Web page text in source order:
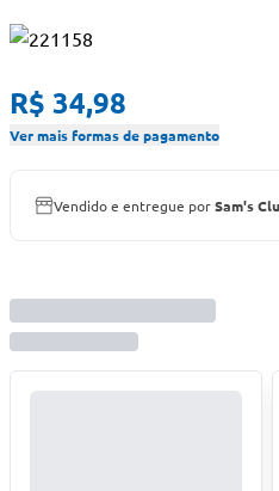
R$ 34,98
Ver mais formas de pagamento
Vendido e entregue porSam's